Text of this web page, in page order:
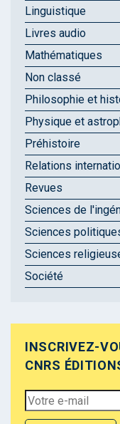
Linguistique
Livres audio
Mathématiques
Non classé
Philosophie et
Physique et
Préhistoire
Relations
Revues
Sciences de
Sciences
Sciences
Société
INSCRIVEZ-
CNRS